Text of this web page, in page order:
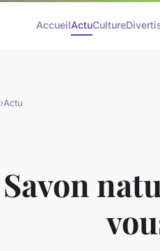
AccueilActuCulture
›Actu
Savon